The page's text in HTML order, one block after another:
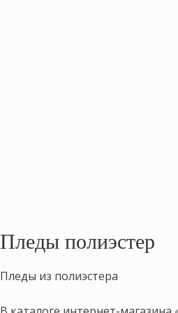
Пледы полиэстер
Пледы из полиэстера